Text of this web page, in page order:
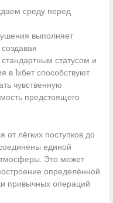
среду перед
выполняет
статусом и
в 1хбет способствуют
чувственную
предстоящего
лёгких поступков до
единой
Это может
определённой
привычных операций